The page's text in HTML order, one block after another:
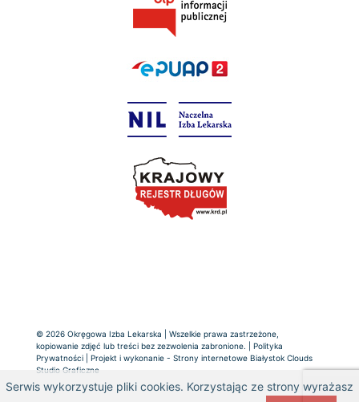
© 2026 Okręgowa Izba Lekarska | Wszelkie prawa zastrzeżone,
kopiowanie zdjęć lub treści bez zezwolenia zabronione. | Polityka
Prywatności | Projekt i wykonanie - Strony internetowe Białystok Clouds
Studio Graficzne
Serwis wykorzystuje pliki cookies. Korzystając ze strony wyrażasz